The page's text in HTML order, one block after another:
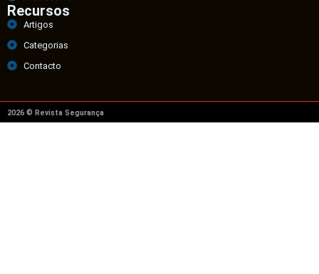
Recursos
Artigos
Categorias
Contacto
2026 © Revista Segurança